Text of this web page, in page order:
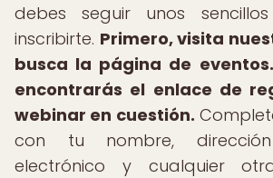
debes seguir unos
inscribirte. Primero, visita
busca la página de eventos.
encontrarás el enlace de
webinar en cuestión.
con tu nombre,
electrónico y cualquier